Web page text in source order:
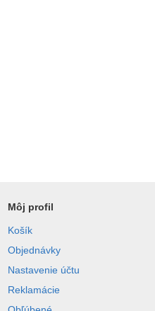
Môj profil
Košík
Objednávky
Nastavenie účtu
Reklamácie